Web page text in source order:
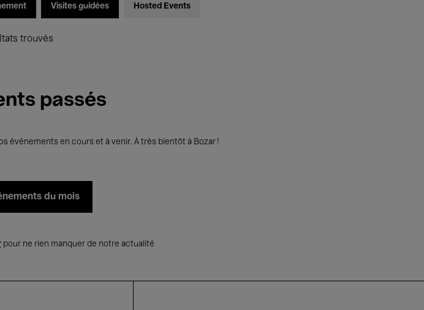
Visites guidées Hosted Events
trouvés
passés
événements en cours et à venir. À très bientôt à Bozar !
du mois
pour ne rien manquer de notre actualité